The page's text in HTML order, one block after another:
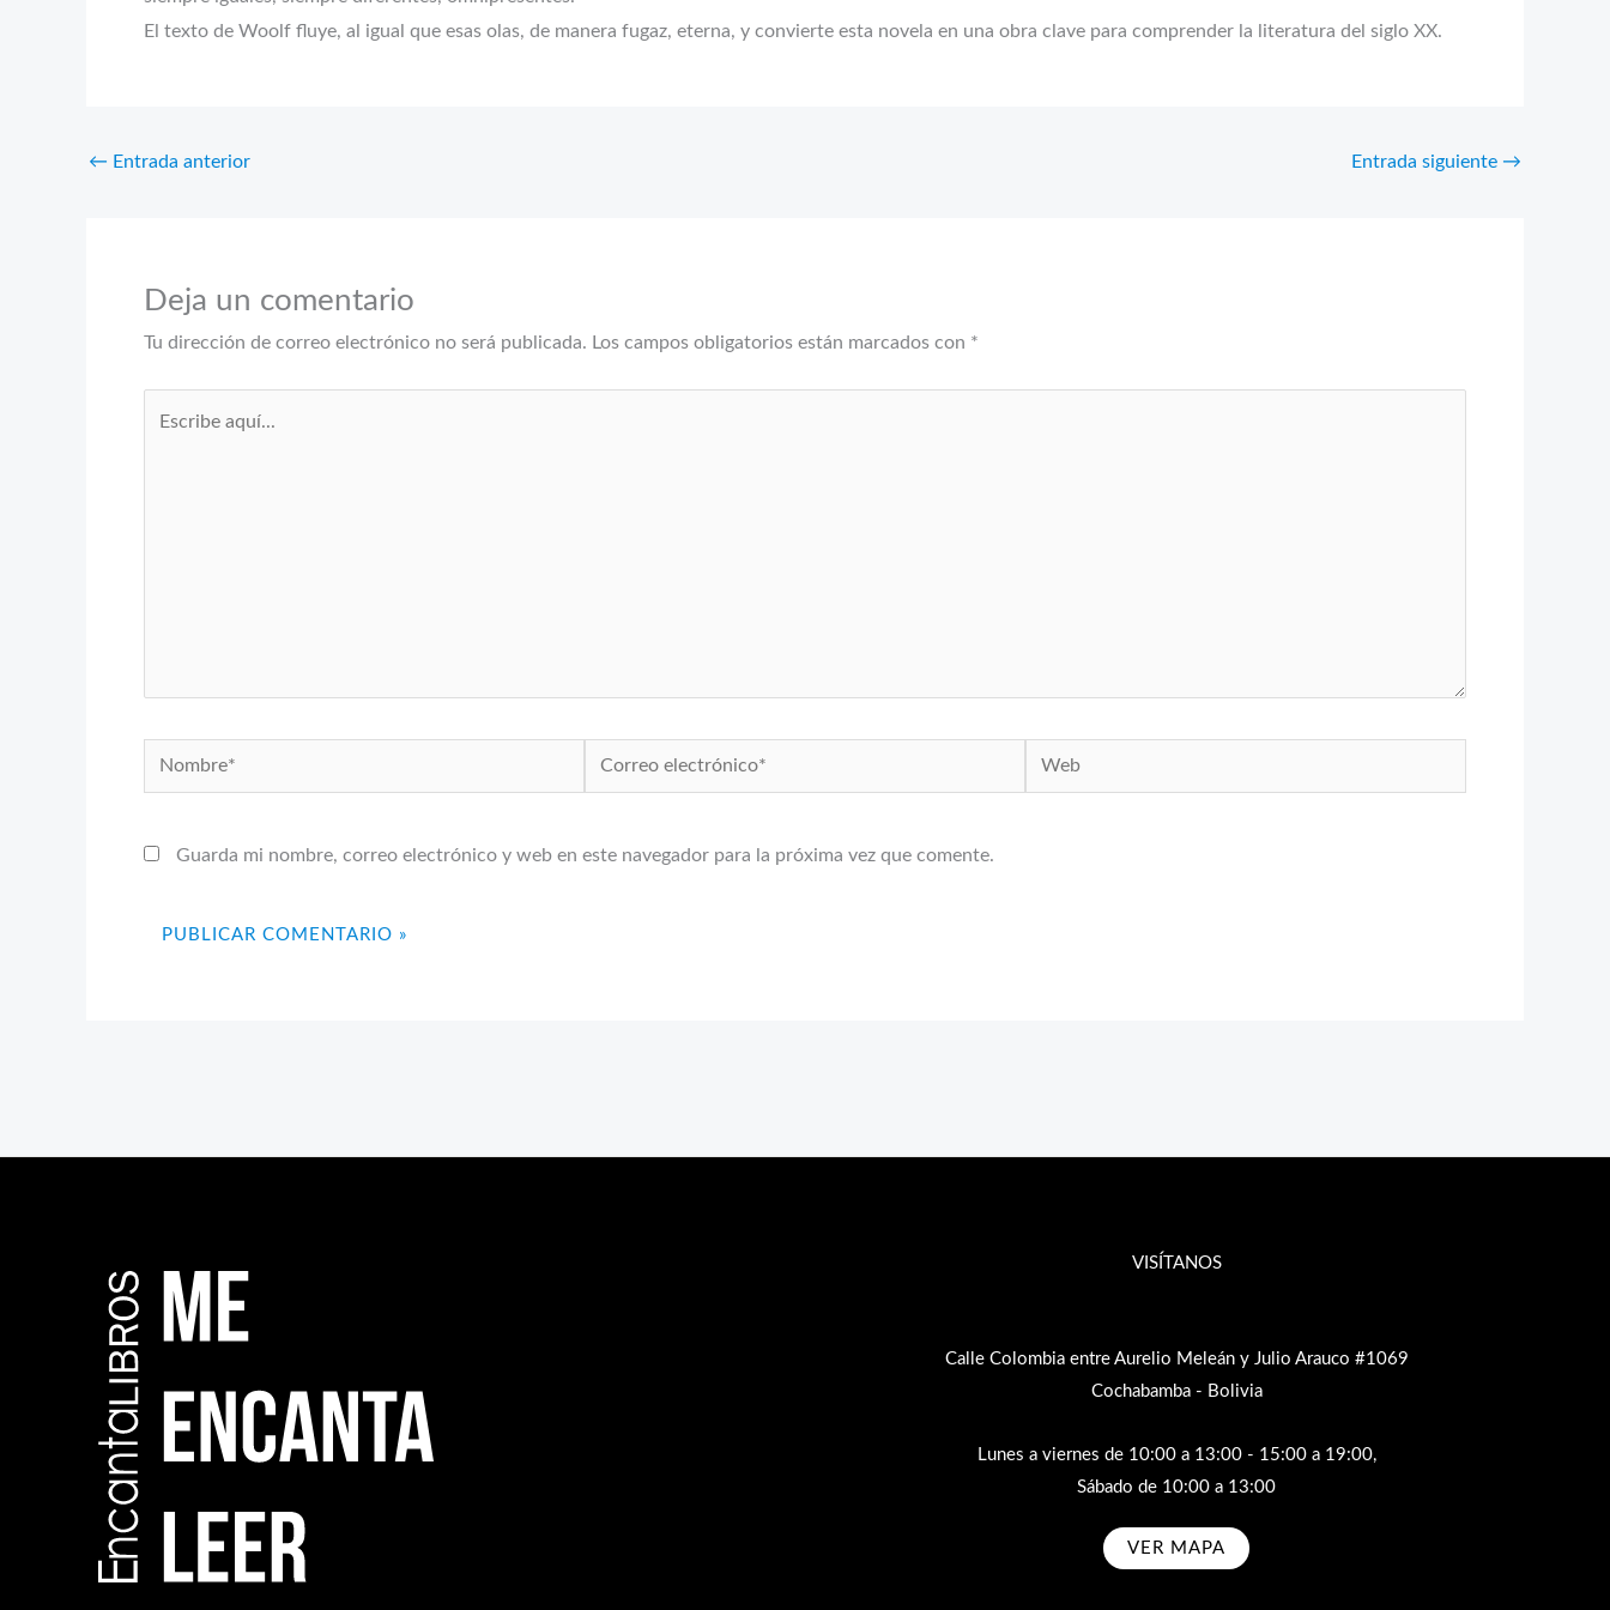
El texto de Woolf fluye, al igual que esas olas, de manera fugaz, eterna, y convierte esta novela en una obra clave para comprender la literatura del siglo XX.
← Entrada anterior Entrada siguiente →
Deja un comentario
Tu dirección de correo electrónico no será publicada. Los campos obligatorios están marcados con *
Nombre*
Correo
electrónico*
Web
Guarda mi nombre, correo electrónico y web en este navegador para la próxima vez que comente.
VISÍTANOS
Calle Colombia entre Aurelio Meleán y Julio Arauco #1069
Cochabamba - Bolivia
Lunes a viernes de 10:00 a 13:00 - 15:00 a 19:00,
Sábado de 10:00 a 13:00
VER MAPA